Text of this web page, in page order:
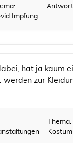
Impfung
hat ja kaum
werden zur
Thema: